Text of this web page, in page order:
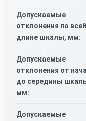
Допускаемые
отклонения по всей
длине шкалы, мм:
Допускаемые
отклонения от
до середины
мм:
Допускаемые